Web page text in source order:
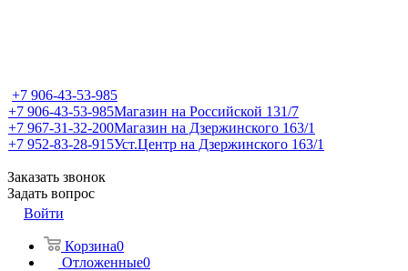
+7 906-43-53-985
+7 906-43-53-985Магазин на Российской 131/7
+7 967-31-32-200Магазин на Дзержинского 163/1
+7 952-83-28-915Уст.Центр на Дзержинского 163/1
Заказать звонок
Задать вопрос
Войти
Корзина0
Отложенные0